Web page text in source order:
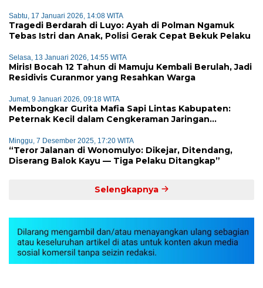
Sabtu, 17 Januari 2026, 14:08 WITA
Tragedi Berdarah di Luyo: Ayah di Polman Ngamuk
Tebas Istri dan Anak, Polisi Gerak Cepat Bekuk Pelaku
Selasa, 13 Januari 2026, 14:55 WITA
Miris! Bocah 12 Tahun di Mamuju Kembali Berulah, Jadi
Residivis Curanmor yang Resahkan Warga
Jumat, 9 Januari 2026, 09:18 WITA
Membongkar Gurita Mafia Sapi Lintas Kabupaten:
Peternak Kecil dalam Cengkeraman Jaringan
Minggu, 7 Desember 2025, 17:20 WITA
“Teror Jalanan di Wonomulyo: Dikejar, Ditendang,
Diserang Balok Kayu — Tiga Pelaku Ditangkap”
Selengkapnya